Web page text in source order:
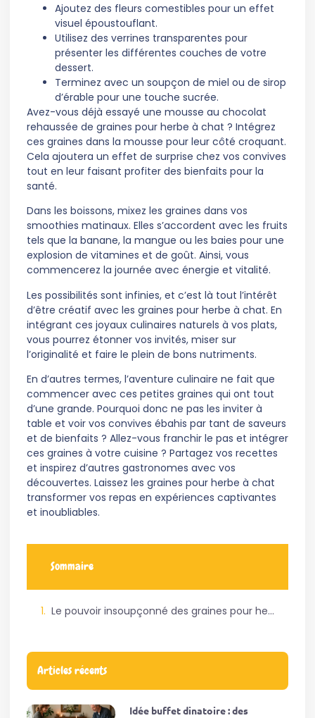
Ajoutez des fleurs comestibles pour un effet
visuel époustouflant.
Utilisez des verrines transparentes pour
présenter les différentes couches de votre
dessert.
Terminez avec un soupçon de miel ou de sirop
d’érable pour une touche sucrée.
Avez-vous déjà essayé une mousse au chocolat
rehaussée de graines pour herbe à chat ? Intégrez
ces graines dans la mousse pour leur côté croquant.
Cela ajoutera un effet de surprise chez vos convives
tout en leur faisant profiter des bienfaits pour la
santé.
Dans les boissons, mixez les graines dans vos
smoothies matinaux. Elles s’accordent avec les fruits
tels que la banane, la mangue ou les baies pour une
explosion de vitamines et de goût. Ainsi, vous
commencerez la journée avec énergie et vitalité.
Les possibilités sont infinies, et c’est là tout l’intérêt
d’être créatif avec les graines pour herbe à chat. En
intégrant ces joyaux culinaires naturels à vos plats,
vous pourrez étonner vos invités, miser sur
l’originalité et faire le plein de bons nutriments.
En d’autres termes, l’aventure culinaire ne fait que
commencer avec ces petites graines qui ont tout
d’une grande. Pourquoi donc ne pas les inviter à
table et voir vos convives ébahis par tant de saveurs
et de bienfaits ? Allez-vous franchir le pas et intégrer
ces graines à votre cuisine ? Partagez vos recettes
et inspirez d’autres gastronomes avec vos
découvertes. Laissez les graines pour herbe à chat
transformer vos repas en expériences captivantes
et inoubliables.
Sommaire
Le pouvoir insoupçonné des graines pour herbe à chat en gastronomie
Articles récents
Idée buffet dinatoire : des